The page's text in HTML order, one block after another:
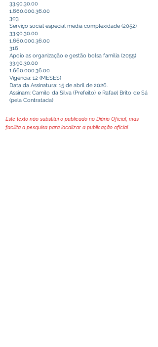
33.90.30.00
1.660.000.36.00
303
Serviço social especial média complexidade (2052)
33.90.30.00
1.660.000.36.00
316
Apoio as organização e gestão bolsa familia (2055)
33.90.30.00
1.660.000.36.00
Vigência: 12 (MESES)
Data da Assinatura: 15 de abril de 2026.
Assinam: Camilo da Silva (Prefeito) e Rafael Brito de Sá
(pela Contratada)
Este texto não substitui o publicado no Diário Oficial, mas
facilita a pesquisa para localizar a publicação oficial.